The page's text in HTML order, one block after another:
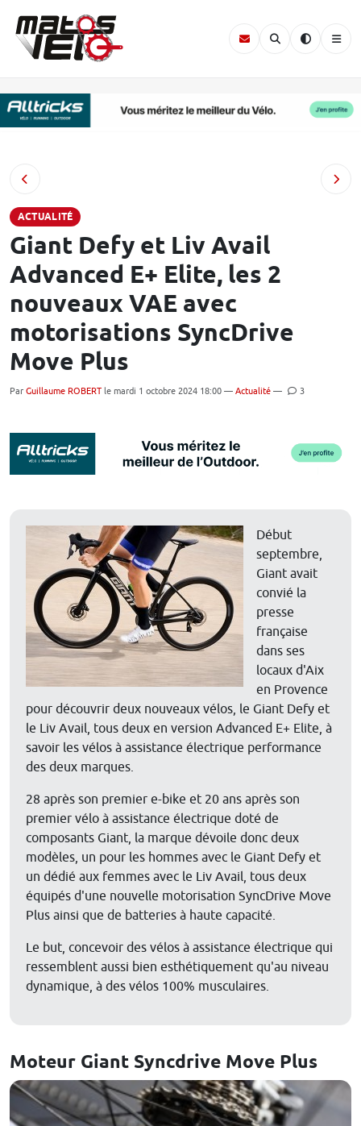
ACTUALITÉ
Giant Defy et Liv Avail
Advanced E+ Elite, les 2
nouveaux VAE avec
motorisations SyncDrive
Move Plus
Par Guillaume ROBERT le mardi 1 octobre 2024 18:00 — Actualité — 3
Début
septembre,
Giant avait
convié la
presse
française
dans ses
locaux d'Aix
en Provence
pour découvrir deux nouveaux vélos, le Giant Defy et
le Liv Avail, tous deux en version Advanced E+ Elite, à
savoir les vélos à assistance électrique performance
des deux marques.
28 après son premier e-bike et 20 ans après son
premier vélo à assistance électrique doté de
composants Giant, la marque dévoile donc deux
modèles, un pour les hommes avec le Giant Defy et
un dédié aux femmes avec le Liv Avail, tous deux
équipés d'une nouvelle motorisation SyncDrive Move
Plus ainsi que de batteries à haute capacité.
Le but, concevoir des vélos à assistance électrique qui
ressemblent aussi bien esthétiquement qu'au niveau
dynamique, à des vélos 100% musculaires.
Moteur Giant Syncdrive Move Plus